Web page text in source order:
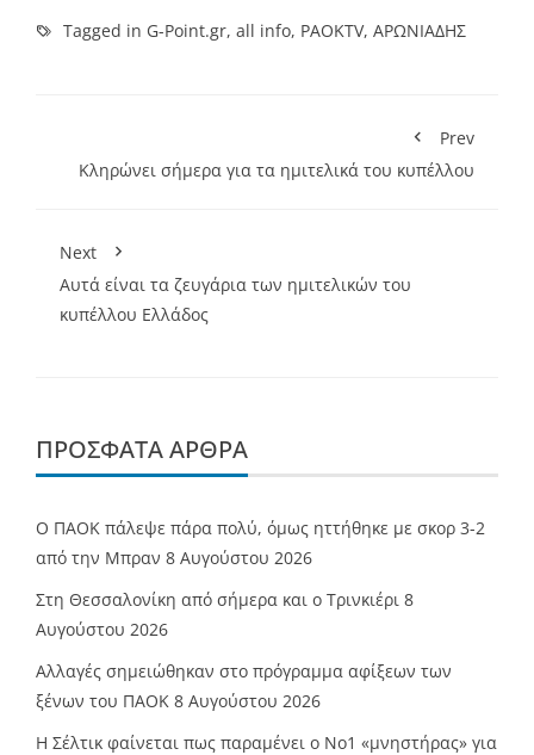
Tagged in G-Point.gr, all info, PAOKTV, ΑΡΩΝΙΑΔΗΣ
Prev
Κληρώνει σήμερα για τα ημιτελικά του κυπέλλου
Next
Αυτά είναι τα ζευγάρια των ημιτελικών του
κυπέλλου Ελλάδος
ΠΡΌΣΦΑΤΑ ΆΡΘΡΑ
Ο ΠΑΟΚ πάλεψε πάρα πολύ, όμως ηττήθηκε με σκορ 3-2
από την Μπραν 8 Αυγούστου 2026
Στη Θεσσαλονίκη από σήμερα και ο Τρινκιέρι 8
Αυγούστου 2026
Αλλαγές σημειώθηκαν στο πρόγραμμα αφίξεων των
ξένων του ΠΑΟΚ 8 Αυγούστου 2026
Η Σέλτικ φαίνεται πως παραμένει ο Νο1 «μνηστήρας» για